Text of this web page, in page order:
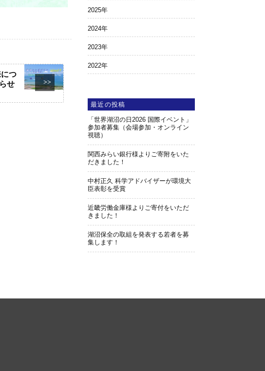
>>
つ
せ
2025年
2024年
2023年
2022年
最近の投稿
「世界湖沼の日2026 国際イベント」
参加者募集（会場参加・オンライン
視聴）
関西みらい銀行様よりご寄附をいた
だきました！
中村正久 科学アドバイザーが環境大
臣表彰を受賞
近畿労働金庫様よりご寄付をいただ
きました！
湖沼保全の取組を発表する若者を募
集します！